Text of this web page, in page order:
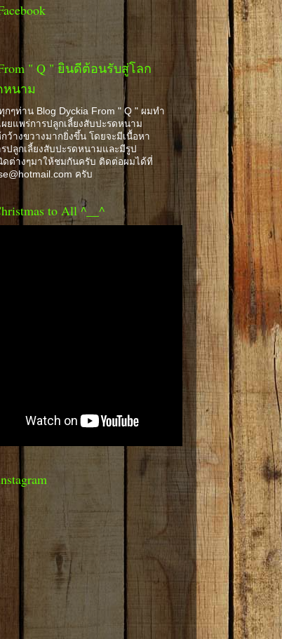
" Q " ยินดีต้อนรับสู่โลก
หนาม
กๆท่าน Blog Dyckia From " Q " ผมทำ
ยแพร่การปลูกเลี้ยงสับปะรดหนาม
กว้างขวางมากยิ่งขึ้น โดยจะมีเนื้อหา
รปลูกเลี้ยงสับปะรดหนามและมีรูป
ดต่างๆมาให้ชมกันครับ ติดต่อผมได้ที่
ครับ
to All ^__^